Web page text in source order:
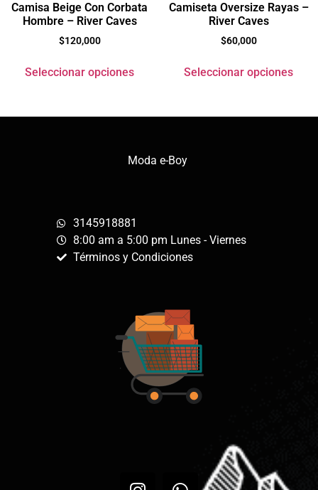
Camisa Beige Con Corbata
Hombre – River Caves
$120,000
Seleccionar opciones
Camiseta Oversize Rayas –
River Caves
$60,000
Seleccionar opciones
Moda e-Boy
3145918881
8:00 am a 5:00 pm Lunes - Viernes
Términos y Condiciones